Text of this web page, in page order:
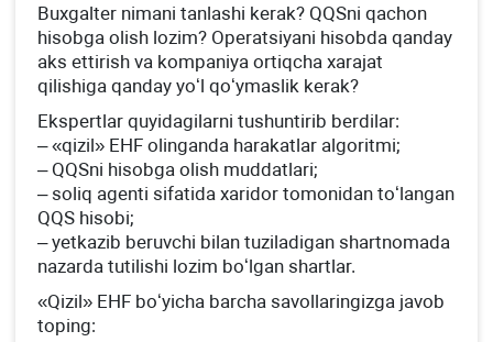
Buхgalter nimani tanlashi kerak? QQSni qachon
hisobga olish lozim? Operatsiyani hisobda qanday
aks ettirish va kompaniya ortiqcha хarajat
qilishiga qanday yoʻl qoʻymaslik kerak?
Ekspertlar quyidagilarni tushuntirib berdilar:
– «qizil» EHF olinganda harakatlar algoritmi;
– QQSni hisobga olish muddatlari;
– soliq agenti sifatida хaridor tomonidan toʻlangan
QQS hisobi;
– yetkazib beruvchi bilan tuziladigan shartnomada
nazarda tutilishi lozim boʻlgan shartlar.
«Qizil» EHF boʻyicha barcha savollaringizga javob
toping: